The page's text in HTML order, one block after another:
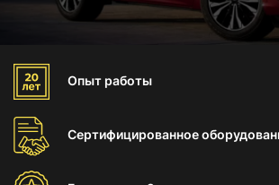
Опыт работы
Сертифицированное